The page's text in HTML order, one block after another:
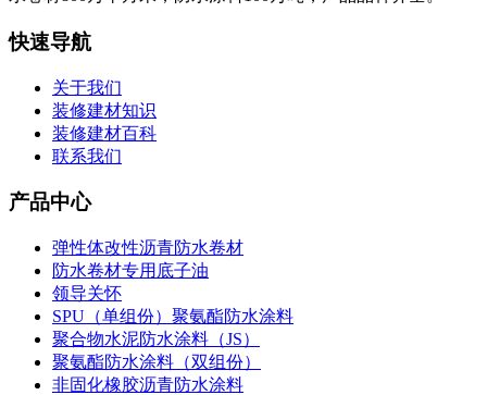
快速导航
关于我们
装修建材知识
装修建材百科
联系我们
产品中心
弹性体改性沥青防水卷材
防水卷材专用底子油
领导关怀
SPU（单组份）聚氨酯防水涂料
聚合物水泥防水涂料（JS）
聚氨酯防水涂料（双组份）
非固化橡胶沥青防水涂料